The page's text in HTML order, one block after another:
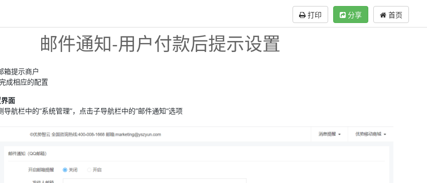
打印 首页
分享
邮件通知-用户付款后提示设置
箱提示商户
成相应的配置
面
航栏中的“系统管理”，点击子导航栏中的”邮件通知“选项